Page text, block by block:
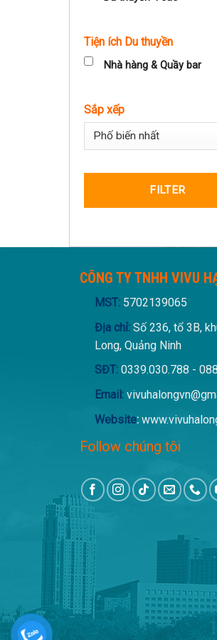
Tiện ích Du thuyền
Nhà hàng & Quầy bar
Sắp xếp
Sort Products
FILTER
CÔNG TY TNHH VIVU
MST: 5702139065
Địa chỉ:Số 236, tổ 3B,
Long, Quảng Ninh
SĐT:0339.030.788 -
Email:
Website:
Follow chúng tôi